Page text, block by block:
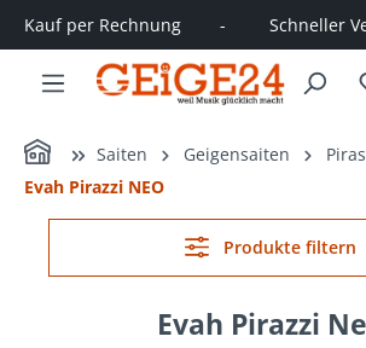
springen
Kauf per Rechnung        -         Schneller
Home Saiten Geigensaiten
Evah Pirazzi NEO
Produkte filtern
Evah Pirazzi